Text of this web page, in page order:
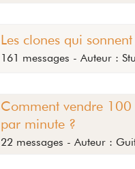
Les clones qui sonnent
161 messages - Auteur :
Comment vendre 100
par minute ?
22 messages - Auteur :